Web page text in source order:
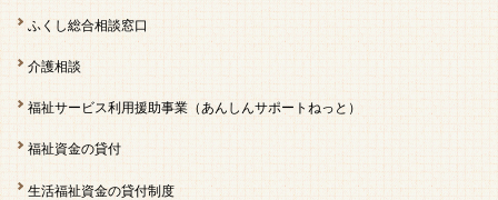
ふくし総合相談窓口
介護相談
福祉サービス利用援助事業（あんしんサポートねっと）
福祉資金の貸付
生活福祉資金の貸付制度